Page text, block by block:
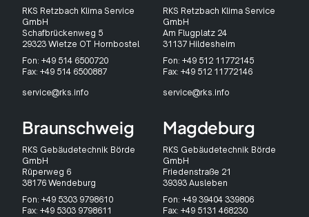
RKS Retzbach Klima Service
GmbH
Schafbrückenweg 5
29323 Wietze OT Hornbostel
Fon: +49 514 6500720
Fax: +49 514 6500887
service@rks.info
RKS Retzbach Klima Service
GmbH
Am Flugplatz 24
31137 Hildesheim
Fon: +49 512 11772145
Fax: +49 512 11772146
service@rks.info
Braunschweig
RKS Gebäudetechnik Börde
GmbH
Rüperweg 6
38176 Wendeburg
Fon: +49 5303 9798610
Fax: +49 5303 9798611
Magdeburg
RKS Gebäudetechnik Börde
GmbH
Friedenstraße 21
39393 Ausleben
Fon: +49 39404 339806
Fax: +49 5131 468230